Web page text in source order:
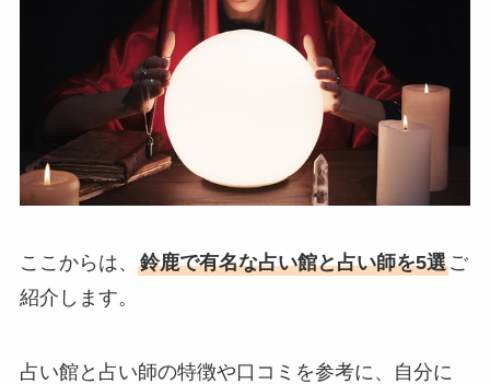
ここからは、 鈴鹿で有名な占い館と占い師を5選ご
紹介します。
占い館と占い師の特徴や口コミを参考に、自分に